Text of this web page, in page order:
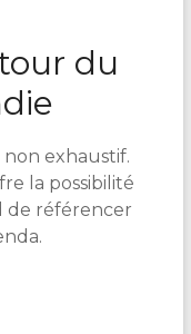
du
exhaustif.
la possibilité
de référencer